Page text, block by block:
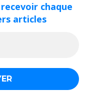
chaque
articles